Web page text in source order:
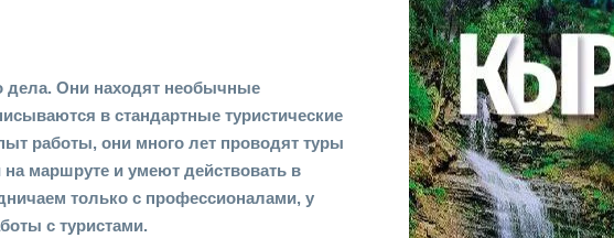
Они находят необычные
в стандартные туристические
работы, они много лет проводят туры
маршруте и умеют действовать в
только с профессионалами, у
с туристами.